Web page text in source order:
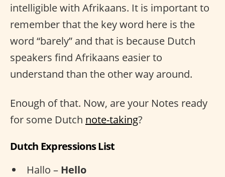
intelligible with Afrikaans. It is important to
remember that the key word here is the
word “barely” and that is because Dutch
speakers find Afrikaans easier to
understand than the other way around.
Enough of that. Now, are your Notes ready
for some Dutch note-taking?
Dutch Expressions List
Hallo – Hello